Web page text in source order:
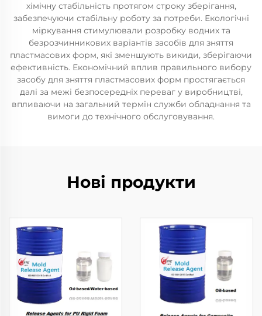
хімічну стабільність протягом строку зберігання,
забезпечуючи стабільну роботу за потреби. Екологічні
міркування стимулювали розробку водних та
безрозчинникових варіантів засобів для зняття
пластмасових форм, які зменшують викиди, зберігаючи
ефективність. Економічний вплив правильного вибору
засобу для зняття пластмасових форм простягається
далі за межі безпосередніх переваг у виробництві,
впливаючи на загальний термін служби обладнання та
вимоги до технічного обслуговування.
Нові продукти